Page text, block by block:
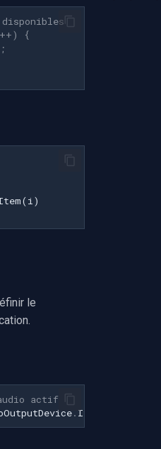
++)
{
le
actif
. ItemIndex